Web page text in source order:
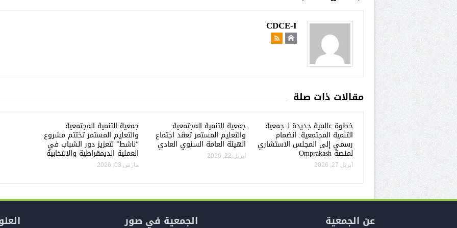
CDCE-I
مقالات ذات صلة
خطوة عالمية جديدة لـ جمعية
التنمية المجتمعية: انضمام
رسمي إلى المجلس الاستشاري
لمنصة Omprakash
أبريل 27, 2026
جمعية التنمية المجتمعية
والتعليم المستمر تعقد اجتماع
الهيئة العامة السنوي العادي
أبريل 22, 2026
جمعية التنمية المجتمعية
والتعليم المستمر تختتم مشروع
“ناشط” لتعزيز دور الشباب في
العملية الديمقراطية والانتخابية
مارس 03, 2026
عن الجمعية الجمعية في صور